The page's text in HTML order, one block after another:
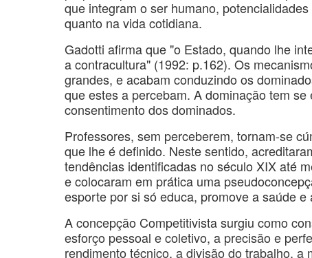
que integram o ser humano,
quanto na vida cotidiana.
Gadotti afirma que "o Estado, quando lhe
a contracultura" (1992: p.162). Os
grandes, e acabam conduzindo os
que estes a percebam. A dominação tem
consentimento dos dominados.
Professores, sem perceberem, tornam-se
que lhe é definido. Neste sentido,
tendências identificadas no século XIX até
e colocaram em prática uma
esporte por si só educa, promove a saúde e
A concepção Competitivista surgiu como
esforço pessoal e coletivo, a precisão e
rendimento técnico, a divisão do trabalho,